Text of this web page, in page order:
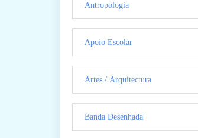
Antropologia
Apoio Escolar
Artes / Arquitectura
Banda Desenhada